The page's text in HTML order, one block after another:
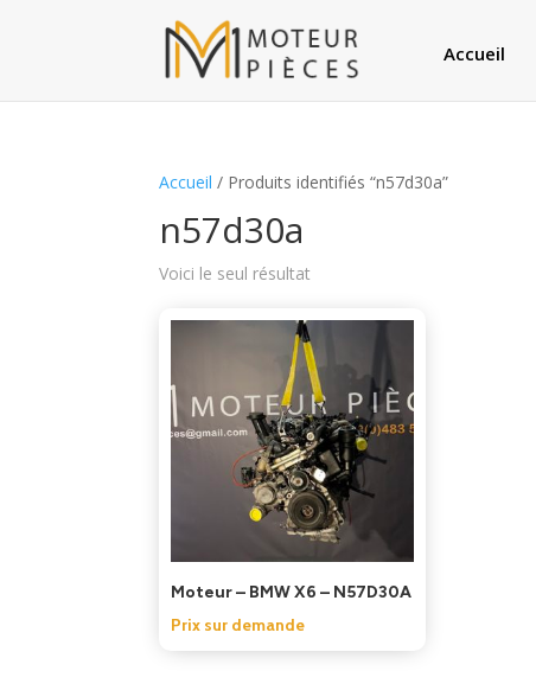
Accueil
Accueil / Produits identifiés “n57d30a”
n57d30a
Voici le seul résultat
Moteur – BMW X6 – N57D30A
Prix sur demande